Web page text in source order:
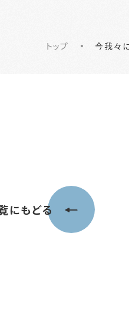
トップ 今我々
にもどる